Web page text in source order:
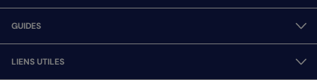
GUIDES
LIENS UTILES